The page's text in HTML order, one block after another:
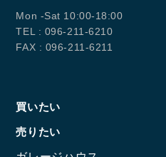
Mon -Sat 10:00-18:00
TEL : 096-211-6210
FAX : 096-211-6211
買いたい
売りたい